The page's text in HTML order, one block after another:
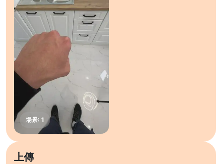
上傳